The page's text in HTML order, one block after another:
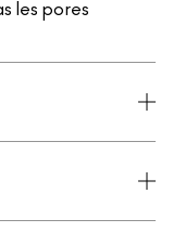
les pores